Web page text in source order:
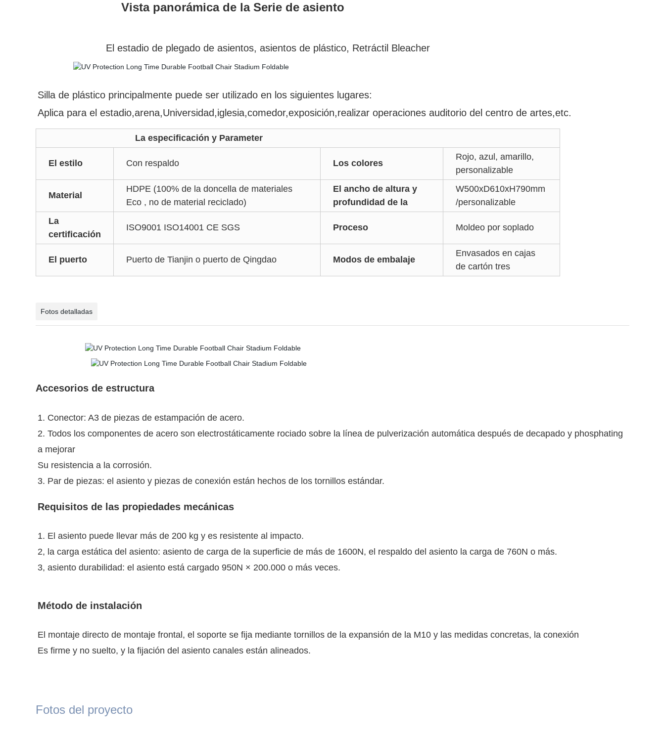
Vista panorámica de la Serie de asiento
El estadio de plegado de asientos, asientos de plástico, Retráctil Bleacher
Silla de plástico principalmente puede ser utilizado en los siguientes lugares:
Aplica para el estadio,arena,Universidad,iglesia,comedor,exposición,realizar operaciones auditorio del centro de artes,etc.
La especificación y Parameter
El estilo Con respaldo Los colores
Rojo, azul, amarillo,
personalizable
Material
HDPE (100% de la doncella de materiales
Eco , no de material reciclado)
El ancho de altura y
profundidad de la
W500xD610xH790mm
/personalizable
La
certificación
ISO9001 ISO14001 CE SGS Proceso Moldeo por soplado
El puerto Puerto de Tianjin o puerto de Qingdao Modos de embalaje
Envasados en cajas
de cartón tres
Fotos detalladas
Accesorios de estructura
1. Conector: A3 de piezas de estampación de acero.
2. Todos los componentes de acero son electrostáticamente rociado sobre la línea de pulverización automática después de decapado y phosphating
a mejorar
Su resistencia a la corrosión.
3. Par de piezas: el asiento y piezas de conexión están hechos de los tornillos estándar.
Requisitos de las propiedades mecánicas
1. El asiento puede llevar más de 200 kg y es resistente al impacto.
2, la carga estática del asiento: asiento de carga de la superficie de más de 1600N, el respaldo del asiento la carga de 760N o más.
3, asiento durabilidad: el asiento está cargado 950N × 200.000 o más veces.
Método de instalación
El montaje directo de montaje frontal, el soporte se fija mediante tornillos de la expansión de la M10 y las medidas concretas, la conexión
Es firme y no suelto, y la fijación del asiento canales están alineados.
Fotos del proyecto